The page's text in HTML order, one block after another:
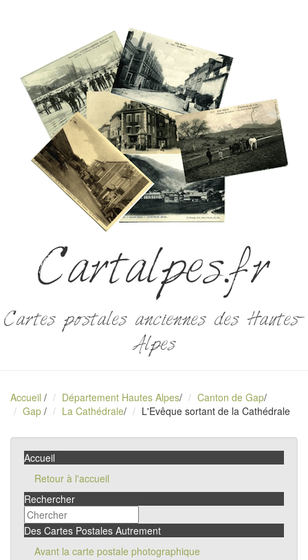
Cartalpes.fr
Cartes postales anciennes des Hautes-
Alpes
Accueil / Département Hautes Alpes/ Canton de Gap/
Gap / La Cathédrale/ L'Evêque sortant de la Cathédrale
Accueil
Retour à l'accueil
Rechercher
Des Cartes Postales Autrement
Avant la carte postale photographique